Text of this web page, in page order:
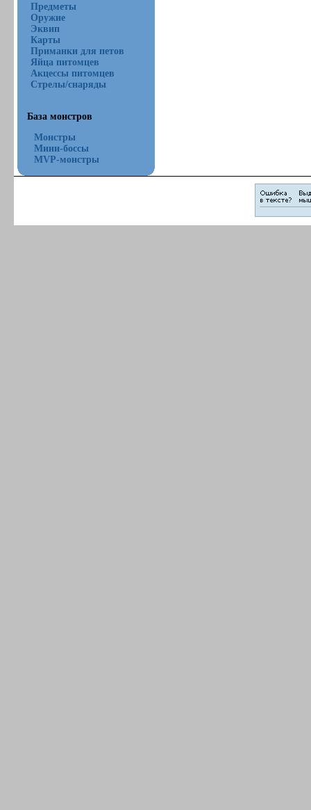
Предметы
Оружие
Эквип
Карты
Приманки для петов
Яйца питомцев
Акцессы питомцев
Стрелы/снаряды
База монстров
Монстры
Мини-боссы
MVP-монстры